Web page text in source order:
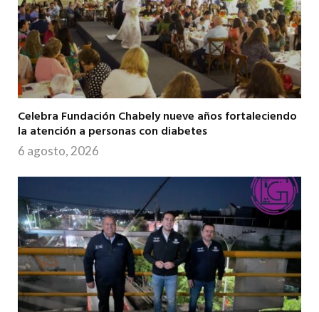
Celebra Fundación Chabely nueve años fortaleciendo
la atención a personas con diabetes
6 agosto, 2026